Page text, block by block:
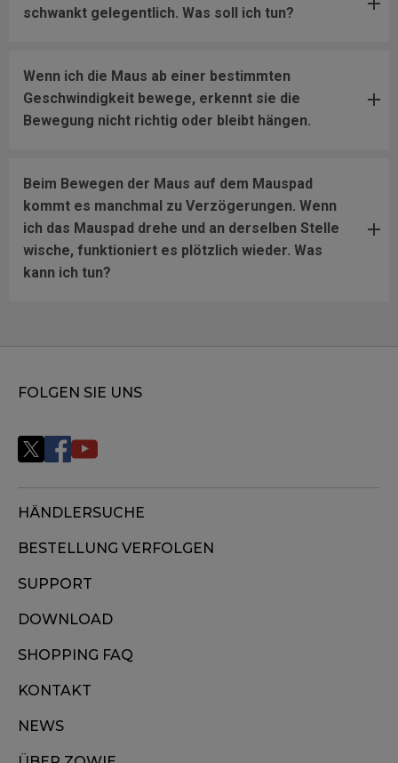
schwankt gelegentlich. Was soll ich tun?
Wenn ich die Maus ab einer bestimmten
Geschwindigkeit bewege, erkennt sie die
Bewegung nicht richtig oder bleibt hängen.
Beim Bewegen der Maus auf dem Mauspad
kommt es manchmal zu Verzögerungen. Wenn
ich das Mauspad drehe und an derselben Stelle
wische, funktioniert es plötzlich wieder. Was
kann ich tun?
FOLGEN SIE UNS
HÄNDLERSUCHE
BESTELLUNG VERFOLGEN
SUPPORT
DOWNLOAD
SHOPPING FAQ
KONTAKT
NEWS